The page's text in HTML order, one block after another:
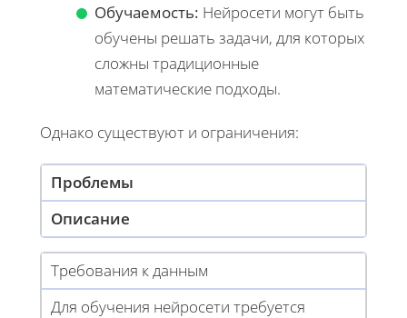
Обучаемость: Нейросети могут быть
обучены решать задачи, для которых
сложны традиционные
математические подходы.
Однако существуют и ограничения:
Проблемы
Описание
Требования к данным
Для обучения нейросети требуется